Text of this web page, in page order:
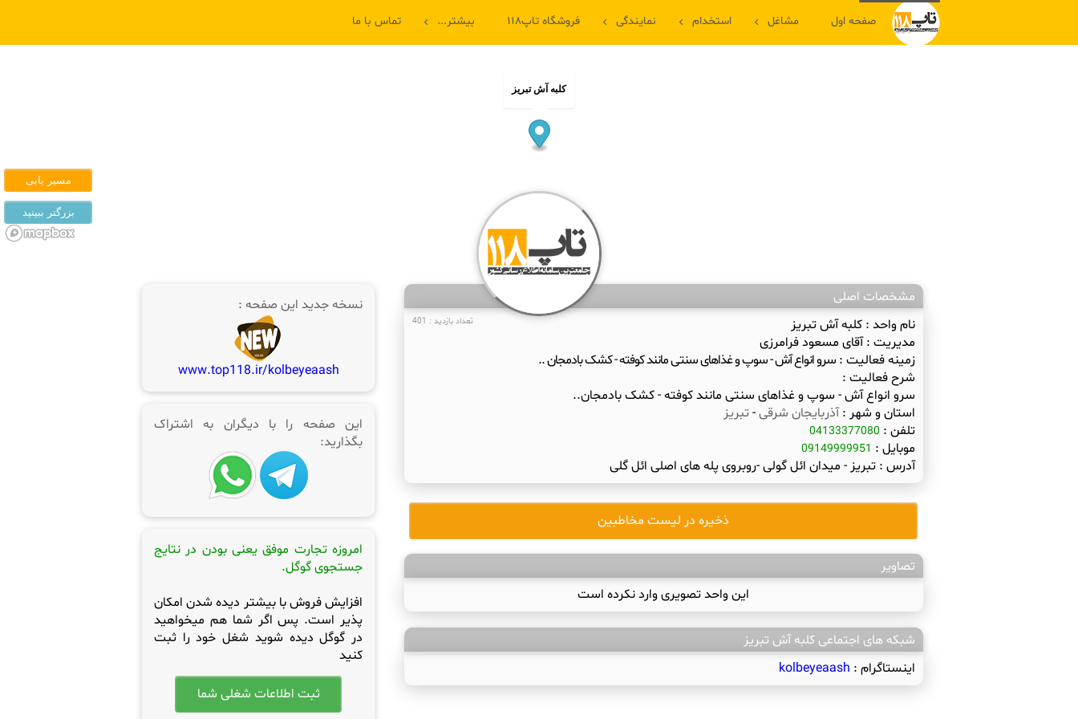
صفحه اول مشاغل استخدام نمایندگی فروشگاه تاپ۱۱۸ بیشتر... تماس با ما
کلبه آش تبریز
مشخصات اصلی
تعداد بازدید : 401 نام واحد :کلبه آش تبریز
مدیریت :آقای مسعود فرامرزی
زمینه فعالیت :سرو انواع آش - سوپ و غذاهای سنتی مانند کوفته - کشک بادمجان ..
شرح فعالیت :
سرو انواع آش - سوپ و غذاهای سنتی مانند کوفته - کشک بادمجان..
استان و شهر :آذربایجان شرقی- تبریز
تلفن : 04133377080
موبایل : 09149999951
آدرس :تبریز - میدان ائل گولی -روبروی پله های اصلی ائل گلی
ذخیره در لیست مخاطبین
تصاویر
این واحد تصویری وارد نکرده است
شبکه های اجتماعی کلبه آش تبریز
اینستاگرام : kolbeyeaash
نسخه جدید این صفحه :
www.top118.ir/kolbeyeaash
این صفحه را با دیگران به اشتراک
بگذارید:
امروزه تجارت موفق یعنی بودن در نتایج
جستجوی گوگل.
افزایش فروش با بیشتر دیده شدن امکان
پذیر است. پس اگر شما هم میخواهید
در گوگل دیده شوید شغل خود را ثبت
کنید